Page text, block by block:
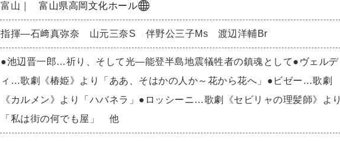
富山｜ 富山県高岡文化ホール
指揮―石﨑真弥奈 山元三奈S 伴野公三子Ms 渡辺洋輔Br
●池辺晋一郎…祈り、そして光―能登半島地震犠牲者の鎮魂として●ヴェルデ
ィ…歌劇《椿姫》より「ああ、そはかの人か～花から花へ」●ビゼー…歌劇
《カルメン》より「ハバネラ」●ロッシーニ…歌劇《セビリャの理髪師》より
「私は街の何でも屋」 他